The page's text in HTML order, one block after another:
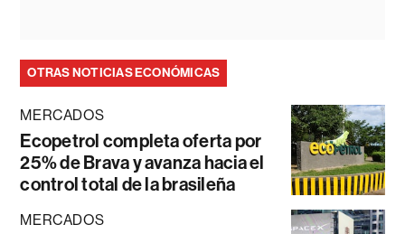
OTRAS NOTICIAS ECONÓMICAS
MERCADOS
Ecopetrol completa oferta por
25% de Brava y avanza hacia el
control total de la brasileña
MERCADOS